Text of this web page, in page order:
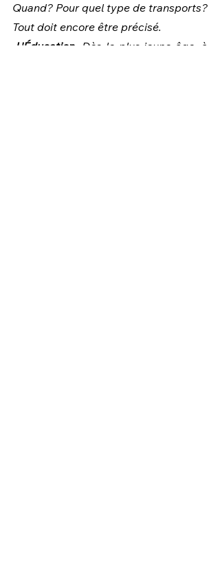
Quand? Pour quel type de transports?
Tout doit encore être précisé.
-L'Éducation . Dès le plus jeune âge, à